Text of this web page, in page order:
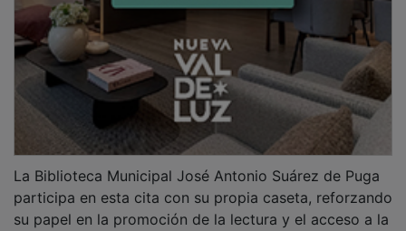
repertorio cargado de recuerdos y evolución musical.
Las entradas están disponibles a través de la
plataforma Ticketmaster.
La programación continúa el sábado 9 de mayo, a las
19:00 horas, con el
Festival de Jota Aragonesaen el
Teatro Buero Vallejo. Un evento organizado por la
Casa de Aragón en Alcalá de Henares a beneficio de la
Asociación de Esclerosis Múltiple de Guadalajara, que
une tradición y solidaridad en una cita abierta al
público.